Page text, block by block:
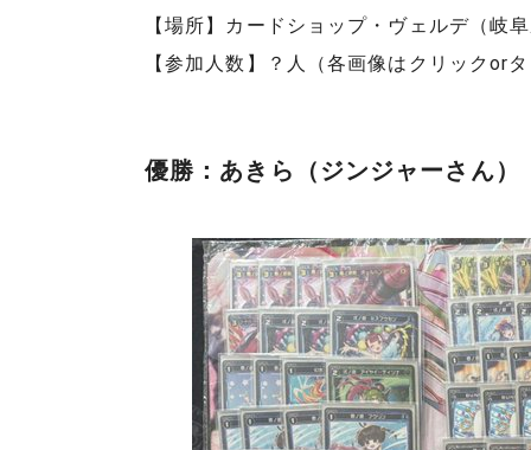
【場所】カードショップ・ヴェルデ（岐
【参加人数】？人（各画像はクリックor
優勝：あきら（ジンジャーさん）